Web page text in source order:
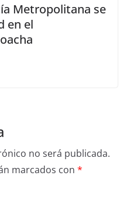
Metropolitana se
en el
no será publicada.
marcados con *